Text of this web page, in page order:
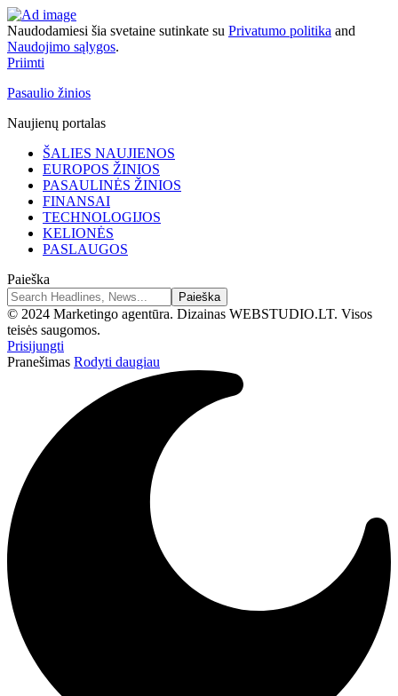
Naudodamiesi šia svetaine sutinkate su Privatumo politika and
Naudojimo sąlygos.
Priimti
Pasaulio žinios
Naujienų portalas
ŠALIES NAUJIENOS
EUROPOS ŽINIOS
PASAULINĖS ŽINIOS
FINANSAI
TECHNOLOGIJOS
KELIONĖS
PASLAUGOS
Paieška
© 2024 Marketingo agentūra. Dizainas WEBSTUDIO.LT. Visos
teisės saugomos.
Prisijungti
Pranešimas Rodyti daugiau